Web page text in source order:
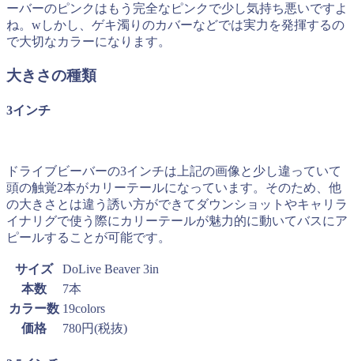
ーバーのピンクはもう完全なピンクで少し気持ち悪いですよ
ね。wしかし、ゲキ濁りのカバーなどでは実力を発揮するの
で大切なカラーになります。
大きさの種類
3インチ
ドライブビーバーの3インチは上記の画像と少し違っていて
頭の触覚2本がカリーテールになっています。そのため、他
の大きさとは違う誘い方ができてダウンショットやキャリラ
イナリグで使う際にカリーテールが魅力的に動いてバスにア
ピールすることが可能です。
サイズ
DoLive Beaver 3in
本数
7本
カラー数 19colors
価格
780円(税抜)